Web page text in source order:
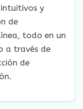
intuitivos y
de
todo en un
a través de
de